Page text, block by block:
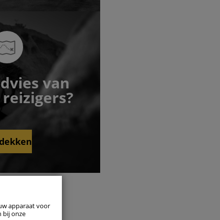
van
apparaat voor
bij onze